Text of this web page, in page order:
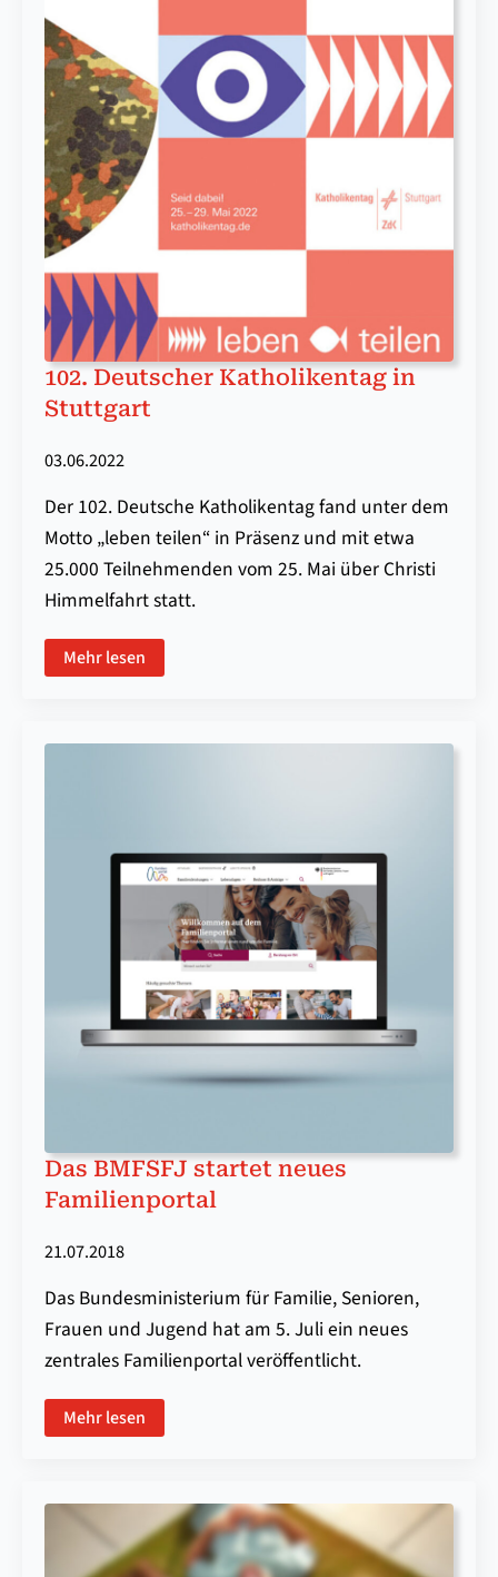
102. Deutscher Katholikentag in
Stuttgart
03.06.2022
Der 102. Deutsche Katholikentag fand unter dem
Motto „leben teilen“ in Präsenz und mit etwa
25.000 Teilnehmenden vom 25. Mai über Christi
Himmelfahrt statt.
Mehr lesen
Das BMFSFJ startet neues
Familienportal
21.07.2018
Das Bundesministerium für Familie, Senioren,
Frauen und Jugend hat am 5. Juli ein neues
zentrales Familienportal veröffentlicht.
Mehr lesen